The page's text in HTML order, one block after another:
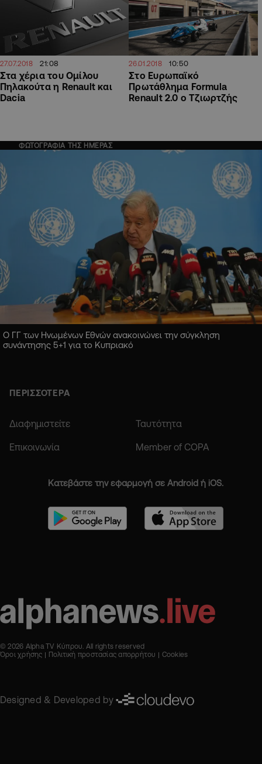
27.07.2018 21:08
Στα χέρια του Ομίλου
Πηλακούτα η Renault και
Dacia
26.01.2018 10:50
Στο Ευρωπαϊκό
Πρωτάθλημα Formula
Renault 2.0 ο Τζιωρτζής
ΦΩΤΟΓΡΑΦΙΑ ΤΗΣ ΗΜΕΡΑΣ
Ο ΓΓ των Ηνωμένων Εθνών ανακοινώνει την σύγκληση
συνάντησης 5+1 για το Κυπριακό
ΠΕΡΙΣΣΟΤΕΡΑ
Διαφημιστείτε Ταυτότητα
Επικοινωνία Member of COPA
Κατεβάστε την εφαρμογή σε Android ή iOS.
© 2026 Alpha TV Κύπρου. All rights reserved
Όροι χρήσης
Πολιτική προστασίας απορρήτου Cookies
Designed & Developed by